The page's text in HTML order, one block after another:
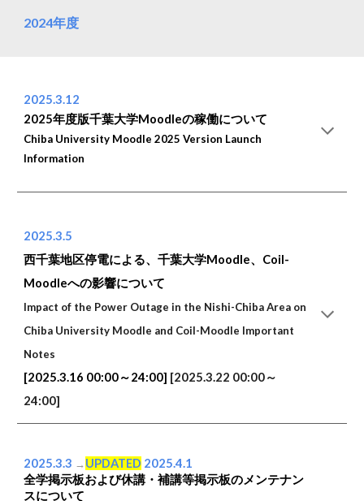
2024年度
2025.3.12
2025年度版千葉大学Moodleの稼働について
Chiba University Moodle 2025 Version Launch
Information
2025.3.5
西千葉地区停電による、千葉大学Moodle、Coil-
Moodleへの影響について
Impact of the Power Outage in the Nishi-Chiba Area on
Chiba University Moodle and Coil-Moodle Important
Notes
[2025.3.16 00:00～24:00] [2025.3.22 00:00～
24:00]
2025.3.3 →UPDATED 2025.4.1
全学掲示板および休講・補講等掲示板のメンテナン
スについて